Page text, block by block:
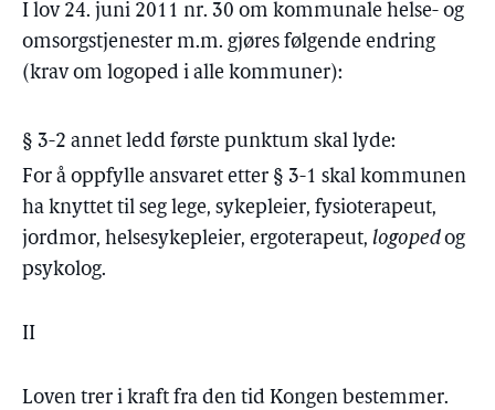
I lov 24. juni 2011 nr. 30 om kommunale helse- og
omsorgstjenester m.m. gjøres følgende endring
(krav om logoped i alle kommuner):
§ 3-2 annet ledd første punktum skal lyde:
For å oppfylle ansvaret etter § 3-1 skal kommunen
ha knyttet til seg lege, sykepleier, fysioterapeut,
jordmor, helsesykepleier, ergoterapeut, logopedog
psykolog.
II
Loven trer i kraft fra den tid Kongen bestemmer.